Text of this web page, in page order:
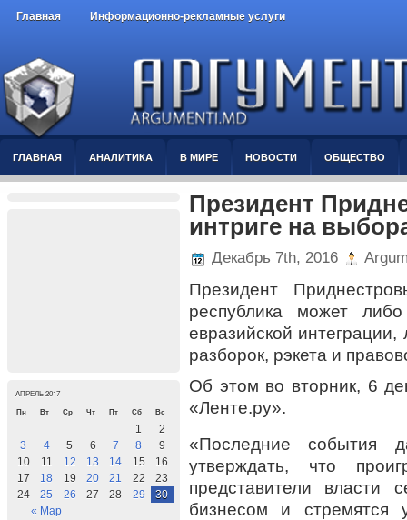
Главная Информационно-рекламные услуги
ГЛАВНАЯ АНАЛИТИКА В МИРЕ НОВОСТИ ОБЩЕСТВО
АПРЕЛЬ 2017
Пн
Вт Ср Чт Пт Сб Вс
« Мар
1
2
3
4 5 6 7 8
9
10
11 12 13 14 15
16
17
18 19 20 21 22
23
24
25 26 27 28 29 30
Президент
интриге на
Декабрь 7th, 2016
Президент
республика может
евразийской
разборок, рэкета и
Об этом во вторник, 6
«Ленте.ру».
«Последние события
утверждать, что
представители власти
бизнесом и стремятся